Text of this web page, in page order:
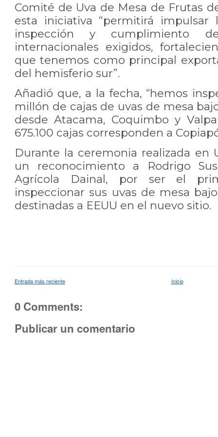
Comité de Uva de Mesa de Frutas
esta iniciativa “permitirá impulsar
inspección y cumplimiento
internacionales exigidos,
que tenemos como principal
del hemisferio sur”.
Añadió que, a la fecha, “hemos
millón de cajas de uvas de mesa
desde Atacama, Coquimbo y
675.100 cajas corresponden a
Durante la ceremonia realizada en
un reconocimiento a Rodrigo
Agrícola Dainal, por ser el
inspeccionar sus uvas de mesa
destinadas a EEUU en el nuevo sitio.
Entrada más reciente Inicio
0 Comments:
Publicar un comentario